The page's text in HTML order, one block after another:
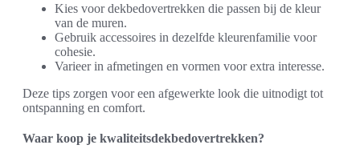
Kies voor dekbedovertrekken die passen bij de kleur
van de muren.
Gebruik accessoires in dezelfde kleurenfamilie voor
cohesie.
Varieer in afmetingen en vormen voor extra interesse.
Deze tips zorgen voor een afgewerkte look die uitnodigt tot
ontspanning en comfort.
Waar koop je kwaliteitsdekbedovertrekken?